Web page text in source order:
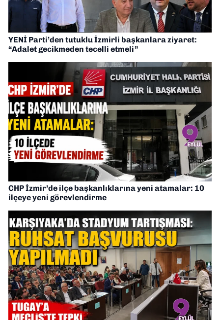
YENİ Parti’den tutuklu İzmirli başkanlara ziyaret:
“Adalet gecikmeden tecelli etmeli”
CHP İzmir’de ilçe başkanlıklarına yeni atamalar: 10
ilçeye yeni görevlendirme